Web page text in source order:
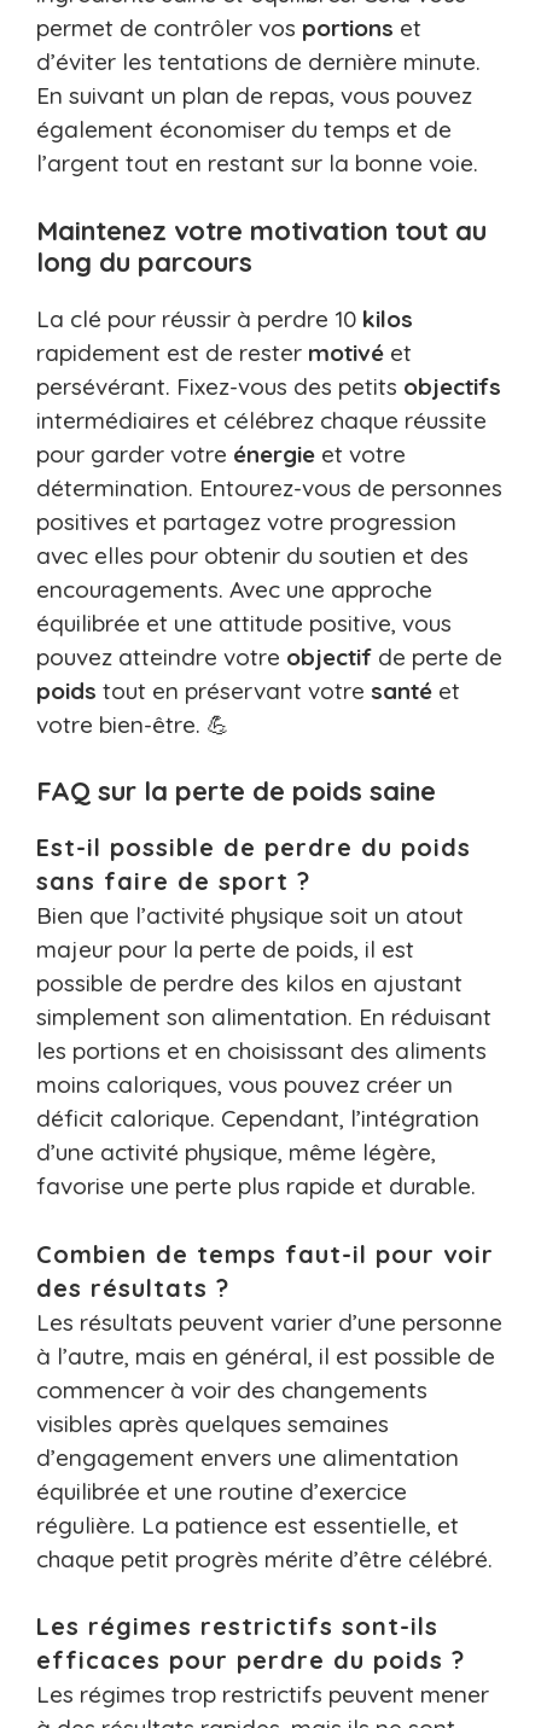
permet de contrôler vos portions et
d’éviter les tentations de dernière minute.
En suivant un plan de repas, vous pouvez
également économiser du temps et de
l’argent tout en restant sur la bonne voie.
Maintenez votre motivation tout au
long du parcours
La clé pour réussir à perdre 10 kilos
rapidement est de rester motivé et
persévérant. Fixez-vous des petits objectifs
intermédiaires et célébrez chaque réussite
pour garder votre énergie et votre
détermination. Entourez-vous de personnes
positives et partagez votre progression
avec elles pour obtenir du soutien et des
encouragements. Avec une approche
équilibrée et une attitude positive, vous
pouvez atteindre votre objectif de perte de
poids tout en préservant votre santé et
votre bien-être. 💪
FAQ sur la perte de poids saine
Est-il possible de perdre du poids
sans faire de sport ?
Bien que l’activité physique soit un atout
majeur pour la perte de poids, il est
possible de perdre des kilos en ajustant
simplement son alimentation. En réduisant
les portions et en choisissant des aliments
moins caloriques, vous pouvez créer un
déficit calorique. Cependant, l’intégration
d’une activité physique, même légère,
favorise une perte plus rapide et durable.
Combien de temps faut-il pour voir
des résultats ?
Les résultats peuvent varier d’une personne
à l’autre, mais en général, il est possible de
commencer à voir des changements
visibles après quelques semaines
d’engagement envers une alimentation
équilibrée et une routine d’exercice
régulière. La patience est essentielle, et
chaque petit progrès mérite d’être célébré.
Les régimes restrictifs sont-ils
efficaces pour perdre du poids ?
Les régimes trop restrictifs peuvent mener